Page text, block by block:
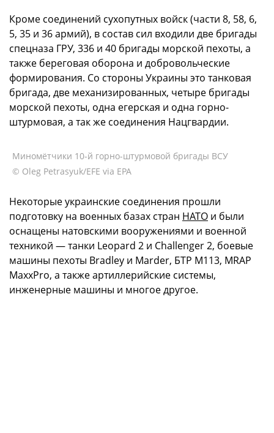
Кроме соединений сухопутных войск (части 8, 58, 6,
5, 35 и 36 армий), в состав сил входили две бригады
спецназа ГРУ, 336 и 40 бригады морской пехоты, а
также береговая оборона и добровольческие
формирования. Со стороны Украины это танковая
бригада, две механизированных, четыре бригады
морской пехоты, одна егерская и одна горно-
штурмовая, а так же соединения Нацгвардии.
Миномётчики 10-й горно-штурмовой бригады ВСУ
© Oleg Petrasyuk/EFE via EPA
Некоторые украинские соединения прошли
подготовку на военных базах стран НАТО и были
оснащены натовскими вооружениями и военной
техникой — танки Leopard 2 и Challenger 2, боевые
машины пехоты Bradley и Marder, БТР M113, MRAP
MaxxPro, а также артиллерийские системы,
инженерные машины и многое другое.